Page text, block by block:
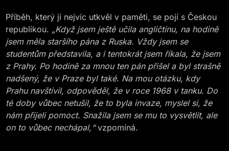
Příběh, který jí nejvíc utkvěl v paměti, se pojí s Českou
republikou. „Když jsem ještě učila angličtinu, na hodině
jsem měla staršího pána z Ruska. Vždy jsem se
studentům představila, a i tentokrát jsem říkala, že jsem
z Prahy. Po hodině za mnou ten pán přišel a byl strašně
nadšený, že v Praze byl také. Na mou otázku, kdy
Prahu navštívil, odpověděl, že v roce 1968 v tanku. Do
té doby vůbec netušil, že to byla invaze, myslel si, že
nám přijeli pomoct. Snažila jsem se mu to vysvětlit, ale
on to vůbec nechápal,“vzpomíná.